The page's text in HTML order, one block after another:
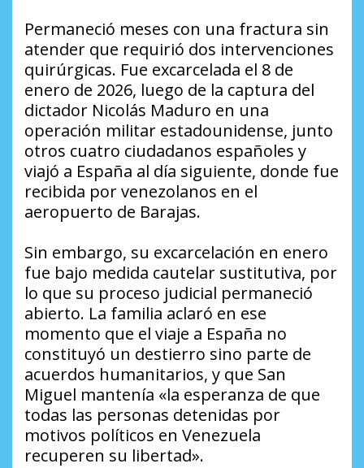
Permaneció meses con una fractura sin
atender que requirió dos intervenciones
quirúrgicas. Fue excarcelada el 8 de
enero de 2026, luego de la captura del
dictador Nicolás Maduro en una
operación militar estadounidense, junto
otros cuatro ciudadanos españoles y
viajó a España al día siguiente, donde fue
recibida por venezolanos en el
aeropuerto de Barajas.
Sin embargo, su excarcelación en enero
fue bajo medida cautelar sustitutiva, por
lo que su proceso judicial permaneció
abierto. La familia aclaró en ese
momento que el viaje a España no
constituyó un destierro sino parte de
acuerdos humanitarios, y que San
Miguel mantenía «la esperanza de que
todas las personas detenidas por
motivos políticos en Venezuela
recuperen su libertad».